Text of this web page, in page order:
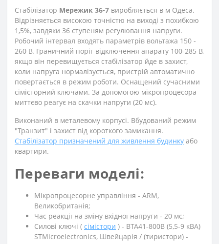
Стабілізатор Мережик 36-7 виробляється в м Одеса.
Відрізняється високою точністю на виході з похибкою
1,5%, завдяки 36 ступеням регулювання напруги.
Робочий інтервал входять параметрів вольтажа 150 -
260 В. Граничний поріг відключення апарату 100-285 В,
якщо він перевищується стабілізатор йде в захист,
коли напруга нормалізується, пристрій автоматично
повертається в режим роботи. Оснащений сучасними
сімісторний ключами. За допомогою мікропроцесора
миттєво реагує на скачки напруги (20 мс).
Виконаний в металевому корпусі. Вбудований режим
"Транзит" і захист від короткого замикання.
Стабілізатор призначений для живлення будинку або
квартири.
Переваги моделі:
Мікропроцесорне управління - ARM,
Великобританія;
Час реакції на зміну вхідної напруги - 20 мс;
Силові ключі ( сімістори ) - BTA41-800B (5,5-9 кВА)
STMicroelectronics, Швейцарія / (тиристори) -